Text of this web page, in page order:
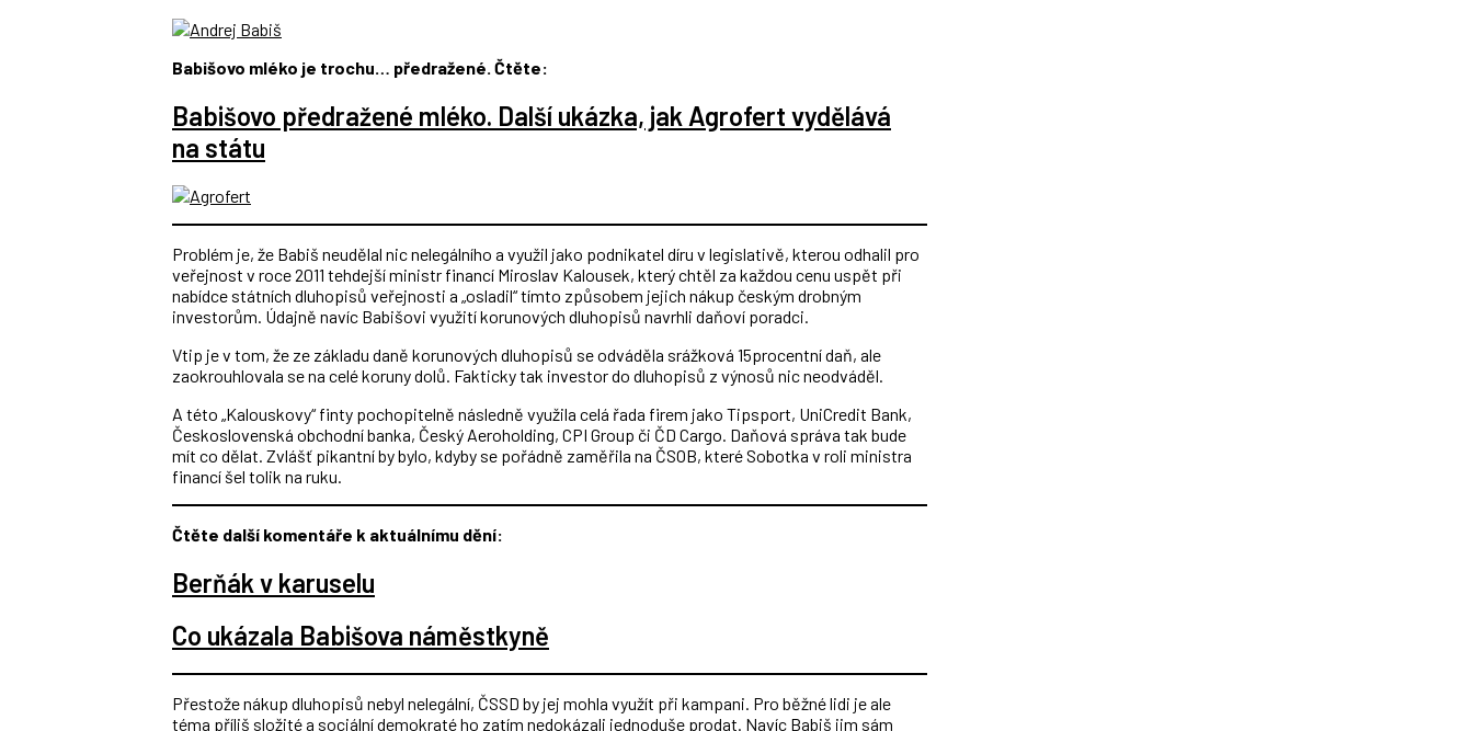
Babišovo mléko je trochu… předražené. Čtěte:
Babišovo předražené mléko. Další ukázka, jak Agrofert vydělává
na státu
Problém je, že Babiš neudělal nic nelegálního a využil jako podnikatel díru v legislativě, kterou odhalil pro
veřejnost v roce 2011 tehdejší ministr financí Miroslav Kalousek, který chtěl za každou cenu uspět při
nabídce státních dluhopisů veřejnosti a „osladil“ tímto způsobem jejich nákup českým drobným
investorům. Údajně navíc Babišovi využití korunových dluhopisů navrhli daňoví poradci.
Vtip je v tom, že ze základu daně korunových dluhopisů se odváděla srážková 15procentní daň, ale
zaokrouhlovala se na celé koruny dolů. Fakticky tak investor do dluhopisů z výnosů nic neodváděl.
A této „Kalouskovy“ finty pochopitelně následně využila celá řada firem jako Tipsport, UniCredit Bank,
Československá obchodní banka, Český Aeroholding, CPI Group či ČD Cargo. Daňová správa tak bude
mít co dělat. Zvlášť pikantní by bylo, kdyby se pořádně zaměřila na ČSOB, které Sobotka v roli ministra
financí šel tolik na ruku.
Čtěte další komentáře k aktuálnímu dění:
Berňák v karuselu
Co ukázala Babišova náměstkyně
Přestože nákup dluhopisů nebyl nelegální, ČSSD by jej mohla využít při kampani. Pro běžné lidi je ale
téma příliš složité a sociální demokraté ho zatím nedokázali jednoduše prodat. Navíc Babiš jim sám